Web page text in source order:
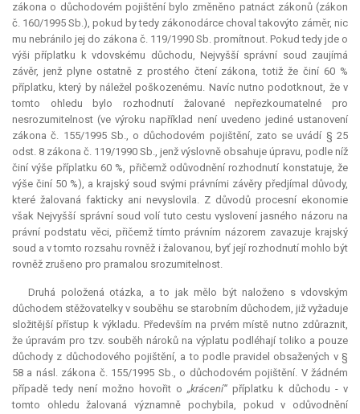
zákona o důchodovém pojištění bylo změněno patnáct zákonů (zákon
č. 160/1995 Sb.), pokud by tedy zákonodárce choval takovýto záměr, nic
mu nebránilo jej do zákona č. 119/1990 Sb. promítnout. Pokud tedy jde o
výši příplatku k vdovskému důchodu, Nejvyšší správní soud zaujímá
závěr, jenž plyne ostatně z prostého čtení zákona, totiž že činí 60 %
příplatku, který by náležel poškozenému. Navíc nutno podotknout, že v
tomto ohledu bylo rozhodnutí žalované nepřezkoumatelné pro
nesrozumitelnost (ve výroku například není uvedeno jediné ustanovení
zákona č. 155/1995 Sb., o důchodovém pojištění, zato se uvádí § 25
odst. 8 zákona č. 119/1990 Sb., jenž výslovně obsahuje úpravu, podle níž
činí výše příplatku 60 %, přičemž odůvodnění rozhodnutí konstatuje, že
výše činí 50 %), a krajský soud svými právními závěry předjímal důvody,
které žalovaná fakticky ani nevyslovila. Z důvodů procesní ekonomie
však Nejvyšší správní soud volí tuto cestu vyslovení jasného názoru na
právní podstatu věci, přičemž tímto právním názorem zavazuje krajský
soud a v tomto rozsahu rovněž i žalovanou, byť její rozhodnutí mohlo být
rovněž zrušeno pro pramalou srozumitelnost.
Druhá položená otázka, a to jak mělo být naloženo s vdovským
důchodem stěžovatelky v souběhu se starobním důchodem, již vyžaduje
složitější přístup k výkladu. Především na prvém místě nutno zdůraznit,
že úpravám pro tzv. souběh nároků na výplatu podléhají toliko a pouze
důchody z důchodového pojištění, a to podle pravidel obsažených v §
58 a násl. zákona č. 155/1995 Sb., o důchodovém pojištění. V žádném
případě tedy není možno hovořit o „krácení“ příplatku k důchodu - v
tomto ohledu žalovaná významně pochybila, pokud v odůvodnění